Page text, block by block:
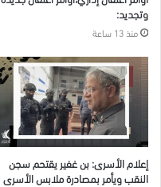
وتجديد:
منذ 13 ساعة
إعلام الأسرى: بن غفير يقتحم سجن
النقب ويأمر بمصادرة ملابس الأسرى